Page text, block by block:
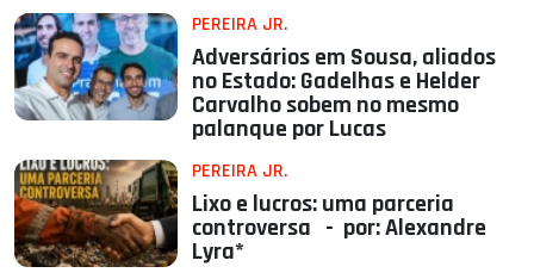
PEREIRA JR.
Adversários em Sousa, aliados
no Estado: Gadelhas e Helder
Carvalho sobem no mesmo
palanque por Lucas
PEREIRA JR.
Lixo e lucros: uma parceria
controversa - por: Alexandre
Lyra*